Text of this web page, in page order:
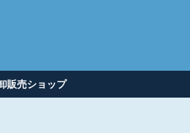
販売ショップ